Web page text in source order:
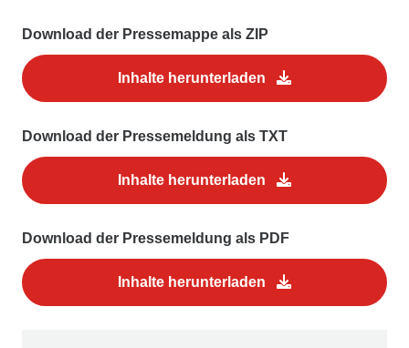
Download der Pressemappe als ZIP
Inhalte herunterladen
Download der Pressemeldung als TXT
Inhalte herunterladen
Download der Pressemeldung als PDF
Inhalte herunterladen